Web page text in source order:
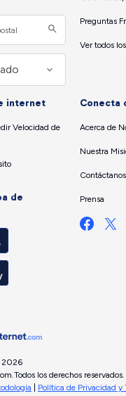
Preguntas
Ver todos
internet
Velocidad de
de
Conecta
Acerca de
Nuestra
Contáctanos
Prensa
2026
Todos los derechos reservados.
Política de Privacidad y